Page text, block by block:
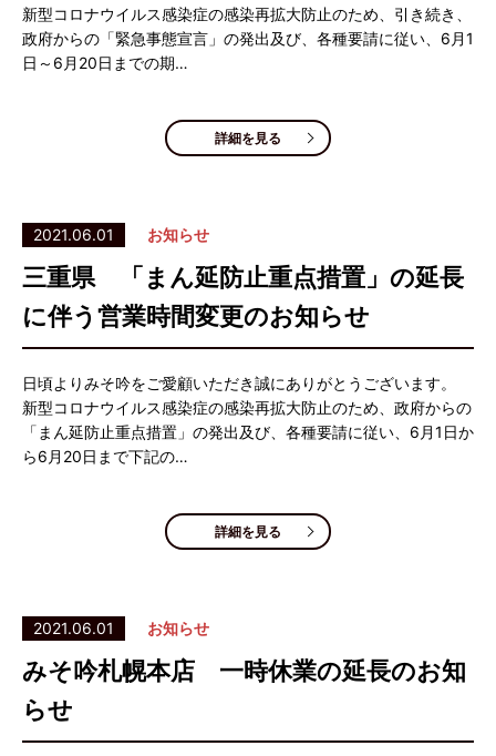
新型コロナウイルス感染症の感染再拡大防止のため、引き続き、
政府からの「緊急事態宣言」の発出及び、各種要請に従い、6月1
日～6月20日までの期…
詳細を見る
2021.06.01 お知らせ
三重県 「まん延防止重点措置」の延長
に伴う営業時間変更のお知らせ
日頃よりみそ吟をご愛顧いただき誠にありがとうございます。
新型コロナウイルス感染症の感染再拡大防止のため、政府からの
「まん延防止重点措置」の発出及び、各種要請に従い、6月1日か
ら6月20日まで下記の…
詳細を見る
2021.06.01 お知らせ
みそ吟札幌本店 一時休業の延長のお知
らせ